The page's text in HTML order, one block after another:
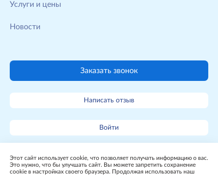
Услуги и цены
Новости
Заказать звонок
Написать отзыв
Войти
Карта сайта
Этот сайт использует cookie, что позволяет получать информацию о вас.
Это нужно, что бы улучшать сайт. Вы можете запретить сохранение
cookie в настройках своего браузера. Продолжая использовать наш